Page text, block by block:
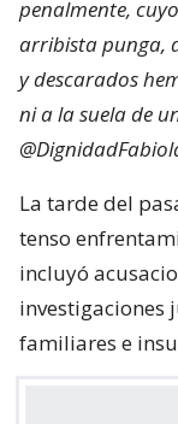
penalmente,
arribista punga,
y descarados
ni a la suela de
La tarde del
tenso
incluyó
investigaciones
familiares e